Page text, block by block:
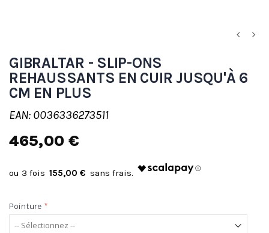
GIBRALTAR - SLIP-ONS
REHAUSSANTS EN CUIR JUSQU'À 6
CM EN PLUS
EAN: 0036336273511
465,00 €
155,00 €
Pointure *